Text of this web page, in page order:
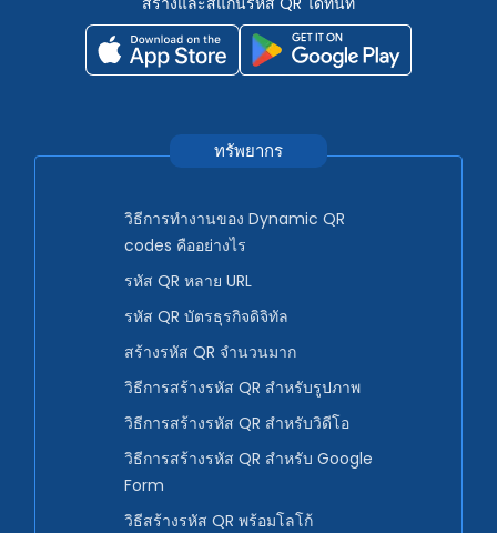
ทรัพยากร
วิธีการทำงานของ Dynamic QR
codes คืออย่างไร
รหัส QR หลาย URL
รหัส QR บัตรธุรกิจดิจิทัล
สร้างรหัส QR จำนวนมาก
วิธีการสร้างรหัส QR สำหรับรูปภาพ
วิธีการสร้างรหัส QR สำหรับวิดีโอ
วิธีการสร้างรหัส QR สำหรับ Google
Form
วิธีสร้างรหัส QR พร้อมโลโก้